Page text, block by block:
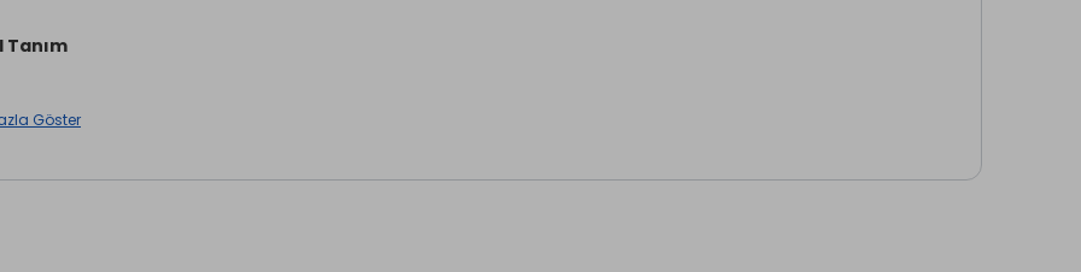
Tanım
açık resepsiyon ve misafirlerin konforu için düşünülmüş servisler mevcuttur.
Göster